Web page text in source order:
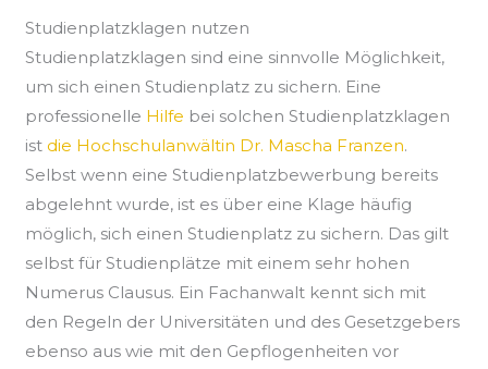
Studienplatzklagen nutzen
Studienplatzklagen sind eine sinnvolle Möglichkeit,
um sich einen Studienplatz zu sichern. Eine
professionelle Hilfe bei solchen Studienplatzklagen
ist die Hochschulanwältin Dr. Mascha Franzen.
Selbst wenn eine Studienplatzbewerbung bereits
abgelehnt wurde, ist es über eine Klage häufig
möglich, sich einen Studienplatz zu sichern. Das gilt
selbst für Studienplätze mit einem sehr hohen
Numerus Clausus. Ein Fachanwalt kennt sich mit
den Regeln der Universitäten und des Gesetzgebers
ebenso aus wie mit den Gepflogenheiten vor